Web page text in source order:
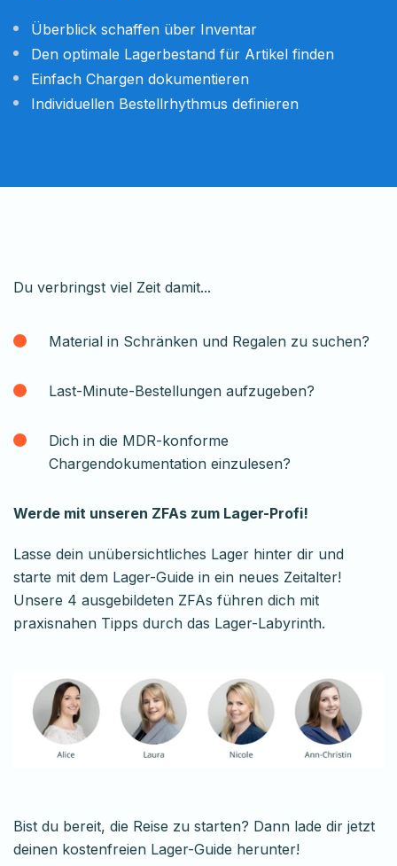
Überblick schaffen über Inventar
Den optimale Lagerbestand für Artikel finden
Einfach Chargen dokumentieren
Individuellen Bestellrhythmus definieren
Du verbringst viel Zeit damit...
Material in Schränken und Regalen zu suchen?
Last-Minute-Bestellungen aufzugeben?
Dich in die MDR-konforme
Chargendokumentation einzulesen?
Werde mit unseren ZFAs zum Lager-Profi!
Lasse dein unübersichtliches Lager hinter dir und
starte mit dem Lager-Guide in ein neues Zeitalter!
Unsere 4 ausgebildeten ZFAs führen dich mit
praxisnahen Tipps durch das Lager-Labyrinth.
Bist du bereit, die Reise zu starten? Dann lade dir jetzt
deinen kostenfreien Lager-Guide herunter!